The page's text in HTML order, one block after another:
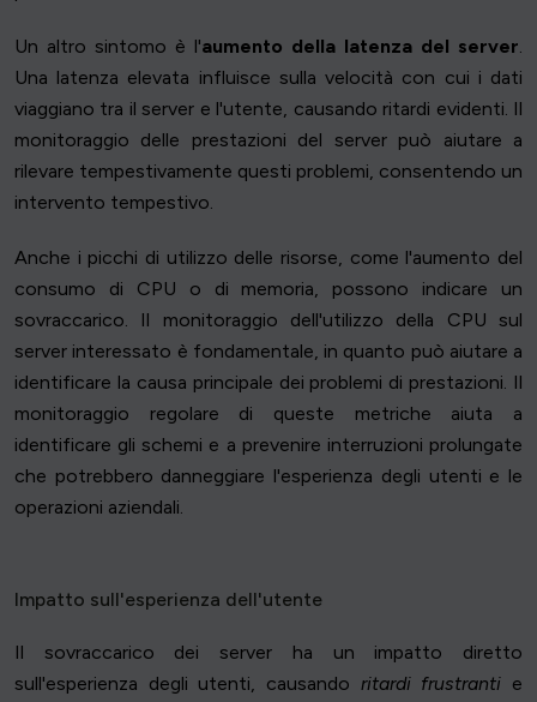
Un altro sintomo è l'aumento della latenza del server.
Una latenza elevata influisce sulla velocità con cui i dati
viaggiano tra il server e l'utente, causando ritardi evidenti. Il
monitoraggio delle prestazioni del server può aiutare a
rilevare tempestivamente questi problemi, consentendo un
intervento tempestivo.
Anche i picchi di utilizzo delle risorse, come l'aumento del
consumo di CPU o di memoria, possono indicare un
sovraccarico. Il monitoraggio dell'utilizzo della CPU sul
server interessato è fondamentale, in quanto può aiutare a
identificare la causa principale dei problemi di prestazioni. Il
monitoraggio regolare di queste metriche aiuta a
identificare gli schemi e a prevenire interruzioni prolungate
che potrebbero danneggiare l'esperienza degli utenti e le
operazioni aziendali.
Impatto sull'esperienza dell'utente
Il sovraccarico dei server ha un impatto diretto
sull'esperienza degli utenti, causando ritardi frustranti e